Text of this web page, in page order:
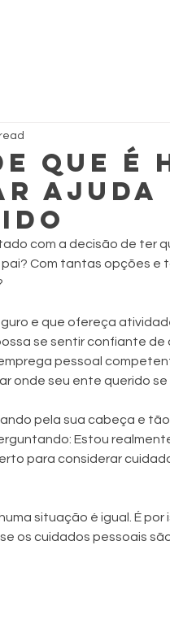
que é
ajuda
com a decisão de ter
Com tantas opções e
e que ofereça
se sentir confiante
pessoal
onde seu ente querido se
pela sua cabeça e
Estou
para considerar
situação é igual. É por
os cuidados pessoais